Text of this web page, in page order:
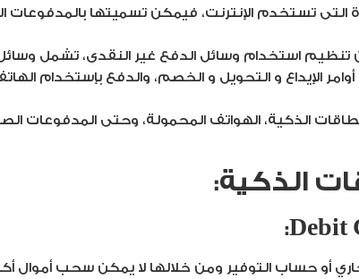
التى تستخدم الإنترنت، فيمكن تسميتها بالمدفوعات
البنك المركزى رقم 18 لسنة 2019 بشأن تنظيم استخدام وسائل الدفع
الإيداع و التحويل و الخصم، والدفع بإستخدام
الذكية، الهواتف المحمولة، وحتى المدفوعات
الذكية:
أو حساب التوفير ومن خلالها لا يمكن سحب أموال